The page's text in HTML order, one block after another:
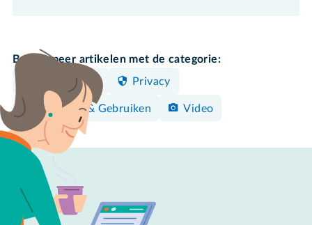
Bekijk meer artikelen met de categorie:
iPhone/iPad
Privacy
Bedienen & Gebruiken Video